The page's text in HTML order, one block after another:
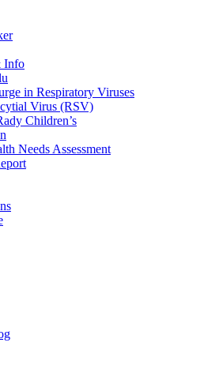
Info
in Respiratory Viruses
Virus (RSV)
Children’s
Needs Assessment